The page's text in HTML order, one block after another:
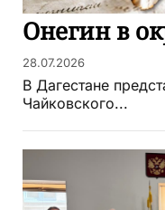
Онегин в
28.07.2026
В Дагестане
Чайковского...